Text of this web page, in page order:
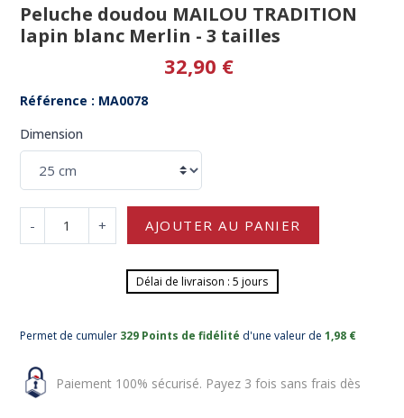
Peluche doudou MAILOU TRADITION
lapin blanc Merlin - 3 tailles
32,90 €
Référence : MA0078
Dimension
- + AJOUTER AU PANIER
Délai de livraison : 5 jours
Permet de cumuler 329 Points de fidélité d'une valeur de1,98 €
Paiement 100% sécurisé. Payez 3 fois sans frais dès